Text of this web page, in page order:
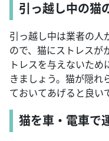
引っ越し中の猫
引っ越し中は業者の人
ので、猫にストレスが
トレスを与えないた
きましょう。猫が隠れ
ておいてあげると良い
猫を車・電車で